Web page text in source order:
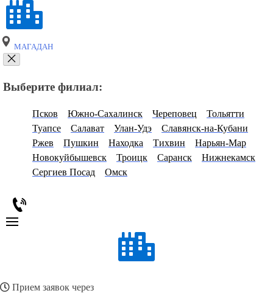
МАГАДАН
Выберите филиал:
Псков Южно-Сахалинск Череповец
Тольятти
Туапсе
Салават Улан-Удэ
Славянск-на-Кубани
Ржев
Пушкин Находка Тихвин
Нарьян-Мар
Новокуйбышевск
Троицк Саранск
Нижнекамск
Сергиев Посад
Омск
Прием заявок через